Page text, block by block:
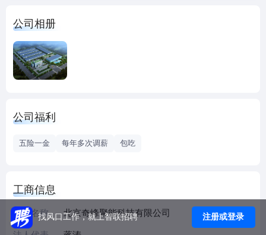
大型能源企业和地方投资集团。
公司股东有世界500强企业阳煤集团、光伏知名企业英利集团
等，在资金、人才、管理等方面具有强有力的支撑。公司是
北京市政府重点支持的专精特新上市辅导企业，拥有核心技
公司相册
公司福利
五险一金 每年多次调薪 包吃
工商信息
企业名称 北京奇峰聚能科技有限公司
找风口工作，就上智联招聘 注册或登录